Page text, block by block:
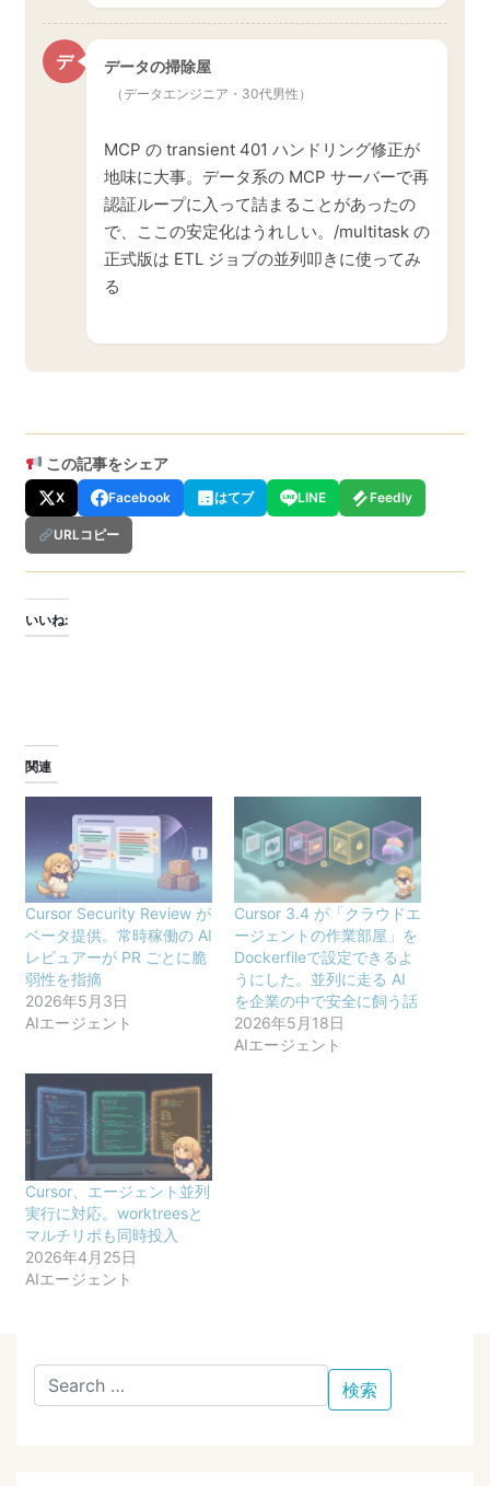
デ データの掃除屋
（データエンジニア・30代男性）
MCP の transient 401 ハンドリング修正が
地味に大事。データ系の MCP サーバーで再
認証ループに入って詰まることがあったの
で、ここの安定化はうれしい。/multitask の
正式版は ETL ジョブの並列叩きに使ってみ
る
この記事をシェア
X Facebook はてブ LINE Feedly
URLコピー
いいね:
関連
Cursor Security Review が
ベータ提供。常時稼働の AI
レビュアーが PR ごとに脆
弱性を指摘
2026年5月3日
AIエージェント
Cursor 3.4 が「クラウドエ
ージェントの作業部屋」を
Dockerfileで設定できるよ
うにした。並列に走る AI
を企業の中で安全に飼う話
2026年5月18日
AIエージェント
Cursor、エージェント並列
実行に対応。worktreesと
マルチリポも同時投入
2026年4月25日
AIエージェント